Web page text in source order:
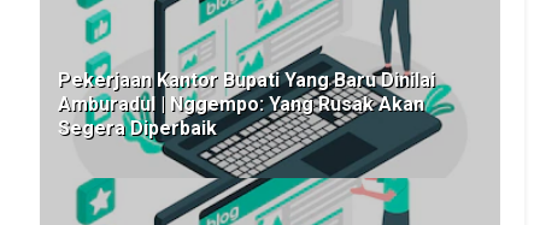
Pekerjaan Kantor Bupati Yang Baru Dinilai
Amburadul | Nggempo: Yang Rusak Akan
Segera Diperbaik